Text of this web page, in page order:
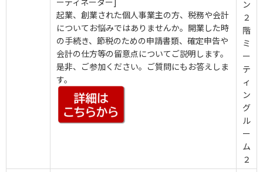
起業、創業された個人事業主の方、税務や会計
についてお悩みではありませんか。開業した時
の手続き、節税のための申請書類、確定申告や
会計の仕方等の留意点についてご説明します。
是非、ご参加ください。ご質問にもお答えしま
す。
ン
２
階
ミ
ー
テ
ィ
ン
グ
ル
ー
ム
２